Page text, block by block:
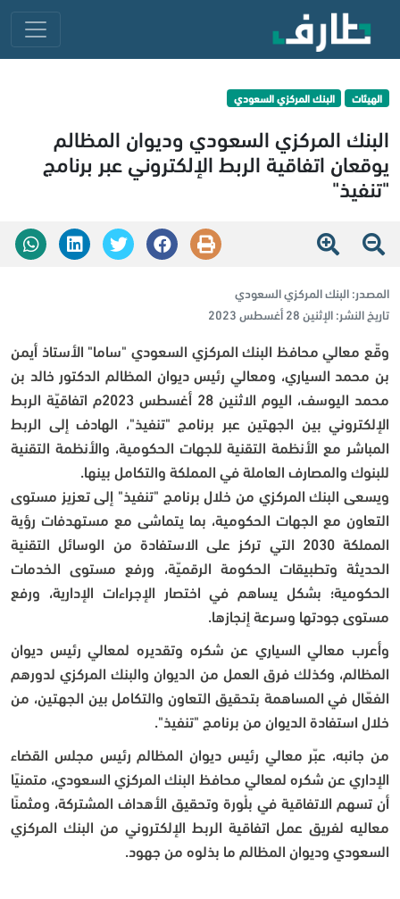
الهيئات البنك المركزي السعودي
البنك المركزي السعودي وديوان المظالم
يوقعان اتفاقية الربط الإلكتروني عبر برنامج
"تنفيذ"
المصدر:البنك المركزي السعودي
تاريخ النشر:الإثنين 28 أغسطس 2023
وقّع معالي محافظ البنك المركزي السعودي "ساما" الأستاذ أيمن
بن محمد السياري، ومعالي رئيس ديوان المظالم الدكتور خالد بن
محمد اليوسف، اليوم الاثنين 28 أغسطس 2023م اتفاقيّة الربط
الإلكتروني بين الجهتين عبر برنامج "تنفيذ"، الهادف إلى الربط
المباشر مع الأنظمة التقنية للجهات الحكومية، والأنظمة التقنية
للبنوك والمصارف العاملة في المملكة والتكامل بينها.
ويسعى البنك المركزي من خلال برنامج "تنفيذ" إلى تعزيز مستوى
التعاون مع الجهات الحكومية، بما يتماشى مع مستهدفات رؤية
المملكة 2030 التي تركز على الاستفادة من الوسائل التقنية
الحديثة وتطبيقات الحكومة الرقميّة، ورفع مستوى الخدمات
الحكومية؛ بشكل يساهم في اختصار الإجراءات الإدارية، ورفع
مستوى جودتها وسرعة إنجازها.
وأعرب معالي السياري عن شكره وتقديره لمعالي رئيس ديوان
المظالم، وكذلك فرق العمل من الديوان والبنك المركزي لدورهم
الفعّال في المساهمة بتحقيق التعاون والتكامل بين الجهتين، من
خلال استفادة الديوان من برنامج "تنفيذ".
من جانبه، عبّر معالي رئيس ديوان المظالم رئيس مجلس القضاء
الإداري عن شكره لمعالي محافظ البنك المركزي السعودي، متمنيًا
أن تسهم الاتفاقية في بلْورة وتحقيق الأهداف المشتركة، ومثمنًا
معاليه لفريق عمل اتفاقية الربط الإلكتروني من البنك المركزي
السعودي وديوان المظالم ما بذلوه من جهود.